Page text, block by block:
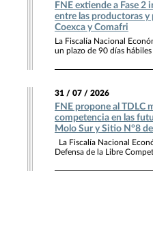
FNE extiende a Fase
entre las productoras y
Coexca y Comafri
La Fiscalía Nacional
un plazo de 90 días hábiles
31 / 07 / 2026
FNE propone al TDLC
competencia en las
Molo Sur y Sitio N°8
La Fiscalía Nacional
Defensa de la Libre